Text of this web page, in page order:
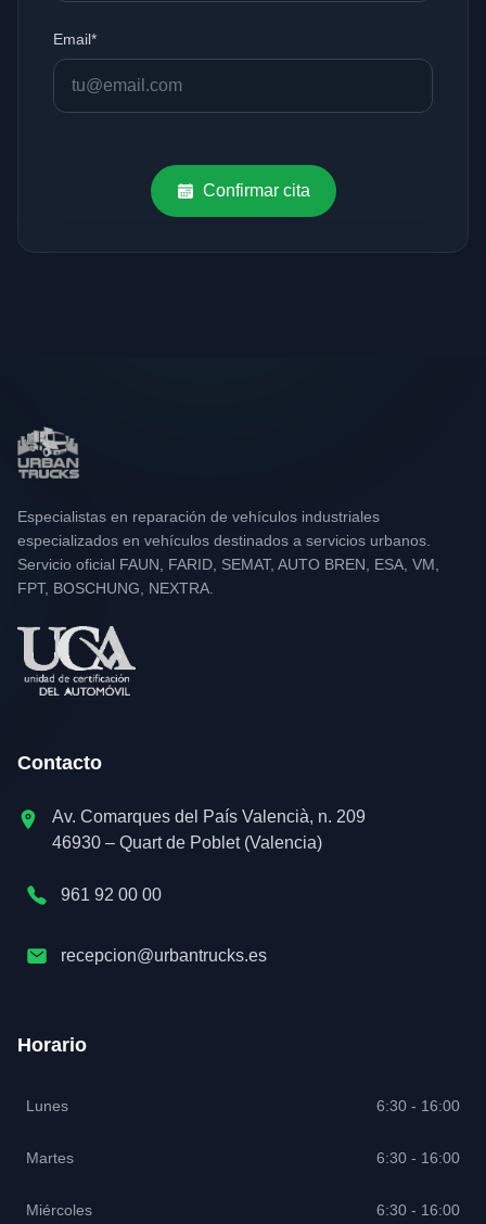
Email*
Confirmar cita
Especialistas en reparación de vehículos industriales
especializados en vehículos destinados a servicios urbanos.
Servicio oficial FAUN, FARID, SEMAT, AUTO BREN, ESA, VM,
FPT, BOSCHUNG, NEXTRA.
Contacto
Av. Comarques del País Valencià, n. 209
46930 – Quart de Poblet (Valencia)
961 92 00 00
recepcion@urbantrucks.es
Horario
Lunes 6:30 - 16:00
Martes 6:30 - 16:00
Miércoles 6:30 - 16:00